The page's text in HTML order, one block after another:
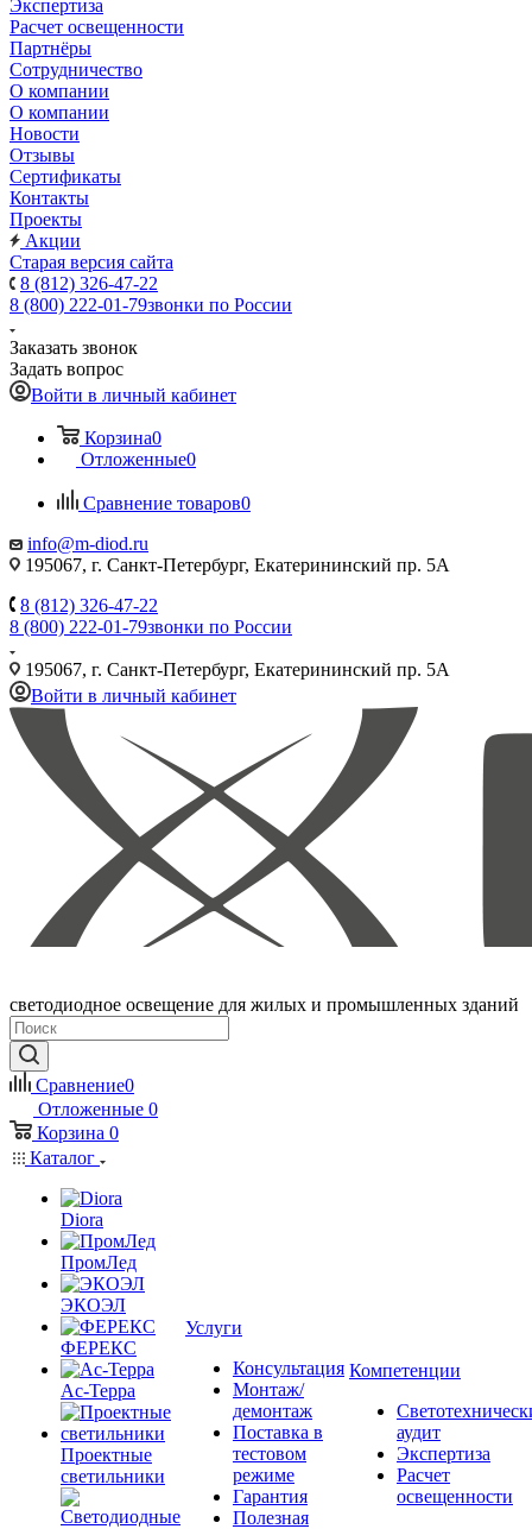
Экспертиза
Расчет освещенности
Партнёры
Cотрудничество
О компании
О компании
Новости
Отзывы
Сертификаты
Контакты
Проекты
Акции
Старая версия сайта
8 (812) 326-47-22
8 (800) 222-01-79звонки по России
Заказать звонок
Задать вопрос
Войти в личный кабинет
Корзина0
Отложенные0
Сравнение товаров0
info@m-diod.ru
195067, г. Санкт-Петербург, Екатерининский пр. 5А
8 (812) 326-47-22
8 (800) 222-01-79звонки по России
195067, г. Санкт-Петербург, Екатерининский пр. 5А
Войти в личный кабинет
светодиодное освещение для жилых и промышленных зданий
Сравнение0
Отложенные 0
Корзина 0
Каталог
Diora
ПромЛед
ЭКОЭЛ
ФЕРЕКС
Ас-Терра
Проектные
светильники
Услуги
Консультация
Монтаж/
демонтаж
Поставка в
тестовом
режиме
Гарантия
Полезная
Компетенции
аудит
Экспертиза
Расчет
освещенности